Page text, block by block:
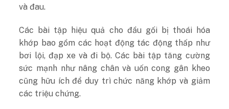
và đau.
Các bài tập hiệu quả cho đầu gối bị thoái hóa
khớp bao gồm các hoạt động tác động thấp như
bơi lội, đạp xe và đi bộ. Các bài tập tăng cường
sức mạnh như nâng chân và uốn cong gân kheo
cũng hữu ích để duy trì chức năng khớp và giảm
các triệu chứng.